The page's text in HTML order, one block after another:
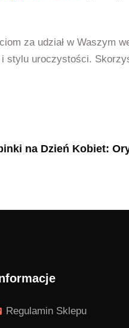
za udział w Waszym
stylu uroczystości.
na Dzień Kobiet:
Regulamin Sklepu